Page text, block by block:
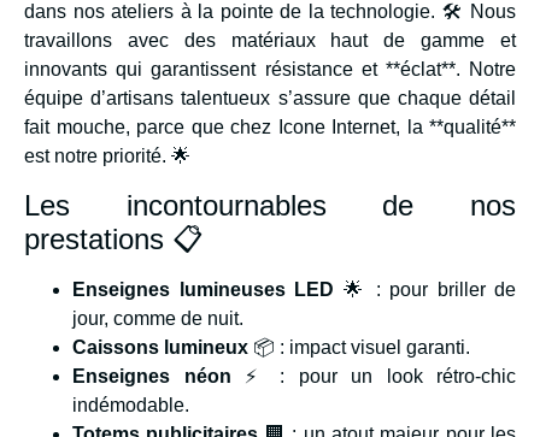
dans nos ateliers à la pointe de la technologie. 🛠️ Nous
travaillons avec des matériaux haut de gamme et
innovants qui garantissent résistance et **éclat**. Notre
équipe d’artisans talentueux s’assure que chaque détail
fait mouche, parce que chez Icone Internet, la **qualité**
est notre priorité. 🌟
Les incontournables de nos
prestations 📋
Enseignes lumineuses LED 🌟 : pour briller de
jour, comme de nuit.
Caissons lumineux 📦 : impact visuel garanti.
Enseignes néon ⚡ : pour un look rétro-chic
indémodable.